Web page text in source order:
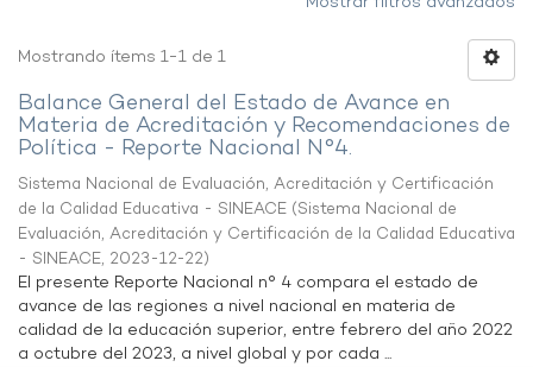
Mostrando ítems 1-1 de 1
Balance General del Estado de Avance en
Materia de Acreditación y Recomendaciones de
Política - Reporte Nacional N°4.
Sistema Nacional de Evaluación, Acreditación y Certificación
de la Calidad Educativa - SINEACE (Sistema Nacional de
Evaluación, Acreditación y Certificación de la Calidad Educativa
- SINEACE, 2023-12-22)
El presente Reporte Nacional n° 4 compara el estado de
avance de las regiones a nivel nacional en materia de
calidad de la educación superior, entre febrero del año 2022
a octubre del 2023, a nivel global y por cada ...